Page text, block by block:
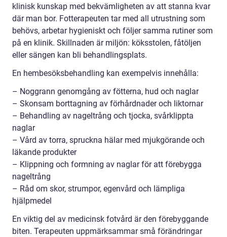
klinisk kunskap med bekvämligheten av att stanna kvar
där man bor. Fotterapeuten tar med all utrustning som
behövs, arbetar hygieniskt och följer samma rutiner som
på en klinik. Skillnaden är miljön: köksstolen, fåtöljen
eller sängen kan bli behandlingsplats.
En hembesöksbehandling kan exempelvis innehålla:
– Noggrann genomgång av fötterna, hud och naglar
– Skonsam borttagning av förhårdnader och liktornar
– Behandling av nageltrång och tjocka, svårklippta
naglar
– Vård av torra, spruckna hälar med mjukgörande och
läkande produkter
– Klippning och formning av naglar för att förebygga
nageltrång
– Råd om skor, strumpor, egenvård och lämpliga
hjälpmedel
En viktig del av medicinsk fotvård är den förebyggande
biten. Terapeuten uppmärksammar små förändringar